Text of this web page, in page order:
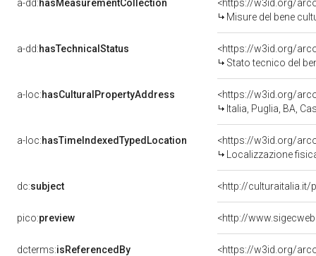
a-dd:hasMeasurementCollection
<https://w3id.org/
Misure del bene
a-dd:hasTechnicalStatus
<https://w3id.org/
Stato tecnico del
a-loc:hasCulturalPropertyAddress
<https://w3id.org/
Italia, Puglia, BA,
a-loc:hasTimeIndexedTypedLocation
<https://w3id.org/
Localizzazione
dc:subject <http://culturaitalia.it/
pico:preview <http://
dcterms:isReferencedBy
<https://w3id.org/